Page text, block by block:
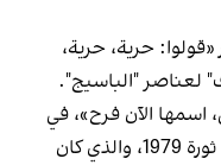
حرية، حرية،
لعناصر "الباسيج".
اسمها الآن فرح»، في
إشارة إلى الاسم السابق للجامعة قبل ثورة 1979، والذي كان